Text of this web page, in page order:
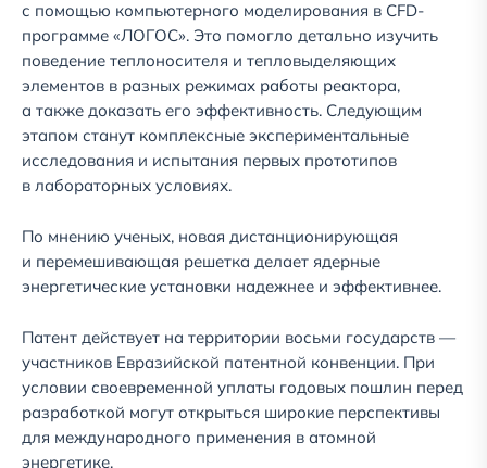
с помощью компьютерного моделирования в CFD-
программе «ЛОГОС». Это помогло детально изучить
поведение теплоносителя и тепловыделяющих
элементов в разных режимах работы реактора,
а также доказать его эффективность. Следующим
этапом станут комплексные экспериментальные
исследования и испытания первых прототипов
в лабораторных условиях.
По мнению ученых, новая дистанционирующая
и перемешивающая решетка делает ядерные
энергетические установки надежнее и эффективнее.
Патент действует на территории восьми государств —
участников Евразийской патентной конвенции. При
условии своевременной уплаты годовых пошлин перед
разработкой могут открыться широкие перспективы
для международного применения в атомной
энергетике.